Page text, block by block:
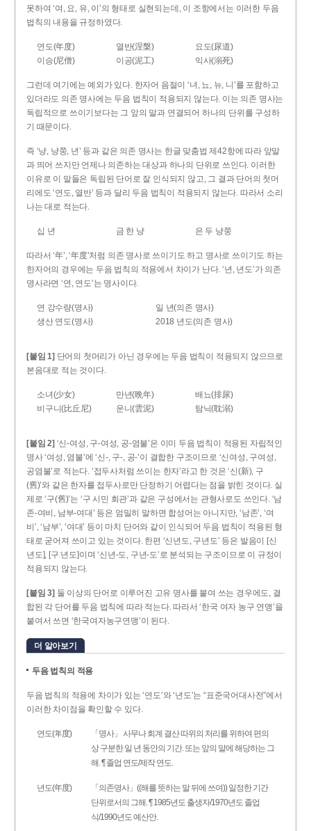
못하여 ‘여, 요, 유, 이’의 형태로 실현되는데, 이 조항에서는 이러한 두음
법칙의 내용을 규정하였다.
연도(年度) 열반(涅槃)
요도(尿道)
이승(尼僧)
이공(泥工) 익사(溺死)
그런데 여기에는 예외가 있다. 한자어 음절이 ‘녀, 뇨, 뉴, 니’를 포함하고
있더라도 의존 명사에는 두음 법칙이 적용되지 않는다. 이는 의존 명사는
독립적으로 쓰이기보다는 그 앞의 말과 연결되어 하나의 단위를 구성하
기 때문이다.
즉 ‘냥, 냥쭝, 년’ 등과 같은 의존 명사는 한글 맞춤법 제42항에 따라 앞말
과 띄어 쓰지만 언제나 의존하는 대상과 하나의 단위로 쓰인다. 이러한
이유로 이 말들은 독립된 단어로 잘 인식되지 않고, 그 결과 단어의 첫머
리에도 ‘연도, 열반’ 등과 달리 두음 법칙이 적용되지 않는다. 따라서 소리
나는 대로 적는다.
십 년 금 한 냥 은 두 냥쭝
따라서 ‘年’, ‘年度’처럼 의존 명사로 쓰이기도 하고 명사로 쓰이기도 하는
한자어의 경우에는 두음 법칙의 적용에서 차이가 난다. ‘년, 년도’가 의존
명사라면 ‘연, 연도’는 명사이다.
연 강수량(명사)
일 년(의존 명사)
생산 연도(명사)
2018 년도(의존 명사)
[붙임 1] 단어의 첫머리가 아닌 경우에는 두음 법칙이 적용되지 않으므로
본음대로 적는 것이다.
소녀(少女) 만년(晩年)
배뇨(排尿)
비구니(比丘尼)
운니(雲泥) 탐닉(耽溺)
[붙임 2] ‘신-여성, 구-여성, 공-염불’은 이미 두음 법칙이 적용된 자립적인
명사 ‘여성, 염불’에 ‘신-, 구-, 공-’이 결합한 구조이므로 ‘신여성, 구여성,
공염불’로 적는다. ‘접두사처럼 쓰이는 한자’라고 한 것은 ‘신(新), 구
(舊)’와 같은 한자를 접두사로만 단정하기 어렵다는 점을 밝힌 것이다. 실
제로 ‘구(舊)’는 ‘구 시민 회관’과 같은 구성에서는 관형사로도 쓰인다. ‘남
존­-여비, 남부-­여대’ 등은 엄밀히 말하면 합성어는 아니지만, ‘남존’, ‘여
비’, ‘남부’, ‘여대’ 등이 마치 단어와 같이 인식되어 두음 법칙이 적용된 형
태로 굳어져 쓰이고 있는 것이다. 한편 ‘신년도, 구년도’ 등은 발음이 [신
년도], [구ː년도]이며 ‘신년­-도, 구년-­도’로 분석되는 구조이므로 이 규정이
적용되지 않는다.
[붙임 3] 둘 이상의 단어로 이루어진 고유 명사를 붙여 쓰는 경우에도, 결
합된 각 단어를 두음 법칙에 따라 적는다. 따라서 ‘한국 여자 농구 연맹’을
붙여서 쓰면 ‘한국여자농구연맹’이 된다.
더 알아보기
두음 법칙의 적용
두음 법칙의 적용에 차이가 있는 ‘연도’와 ‘년도’는 “표준국어대사전”에서
이러한 차이점을 확인할 수 있다.
연도(年度)
「명사」 사무나 회계 결산 따위의 처리를 위하여 편의
상 구분한 일 년 동안의 기간. 또는 앞의 말에 해당하는 그
해. ¶ 졸업 연도/제작 연도.
년도(年度)
「의존명사」((해를 뜻하는 말 뒤에 쓰여)) 일정한 기간
단위로서의 그해. ¶ 1985년도 출생자/1970년도 졸업
식/1990년도 예산안.